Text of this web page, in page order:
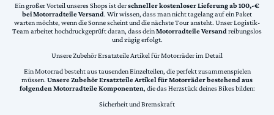
Ein großer Vorteil unseres Shops ist derschneller kostenloser Lieferung ab 100,-€
bei Motorradteile Versand. Wir wissen, dass man nicht tagelang auf ein Paket
warten möchte, wenn die Sonne scheint und die nächste Tour ansteht. Unser Logistik-
Team arbeitet hochdruckgeprüft daran, dass deinMotorradteile Versand reibungslos
und zügig erfolgt.
Unsere Zubehör Ersatzteile Artikel für Motorräder im Detail
Ein Motorrad besteht aus tausenden Einzelteilen, die perfekt zusammenspielen
müssen. Unsere Zubehör Ersatzteile Artikel für Motorräder bestehend aus
folgenden Motorradteile Komponenten, die das Herzstück deines Bikes bilden:
Sicherheit und Bremskraft